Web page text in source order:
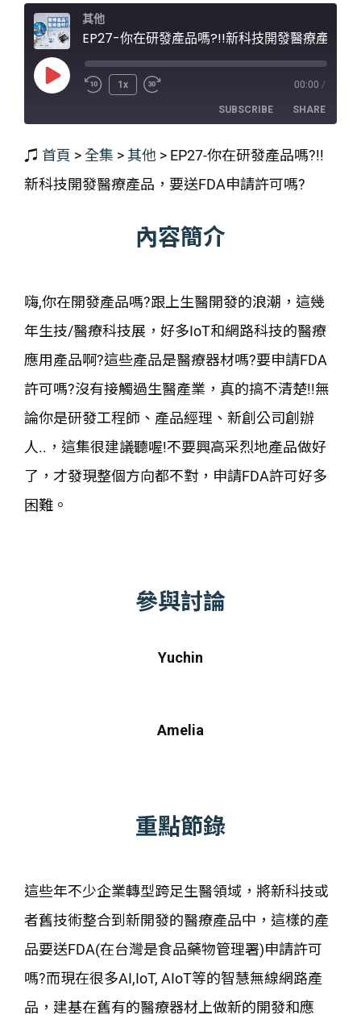
其他
Play
1x 00:00 /
SUBSCRIBE SHARE
SHARE
LINK
♫ 首頁 > 全集 > 其他 > EP27-你在研發產品嗎?!!
新科技開發醫療產品，要送FDA申請許可嗎?
內容簡介
嗨,你在開發產品嗎?跟上生醫開發的浪潮，這幾
年生技/醫療科技展，好多IoT和網路科技的醫療
應用產品啊?這些產品是醫療器材嗎?要申請FDA
許可嗎?沒有接觸過生醫產業，真的搞不清楚!!無
論你是研發工程師、產品經理、新創公司創辦
人..，這集很建議聽喔!不要興高采烈地產品做好
了，才發現整個方向都不對，申請FDA許可好多
困難。
參與討論
Yuchin
Amelia
重點節錄
這些年不少企業轉型跨足生醫領域，將新科技或
者舊技術整合到新開發的醫療產品中，這樣的產
品要送FDA(在台灣是食品藥物管理署)申請許可
嗎?而現在很多AI,IoT, AIoT等的智慧無線網路產
品，建基在舊有的醫療器材上做新的開發和應